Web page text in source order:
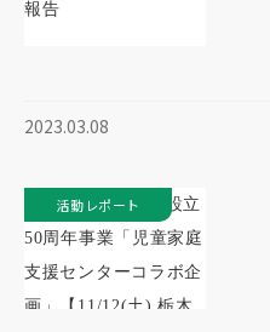
2023.03.08
活動レポート